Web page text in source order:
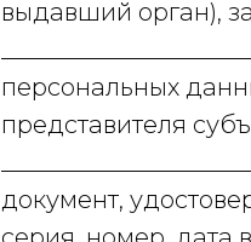
выдавший орган),
персональных
представителя
документ,